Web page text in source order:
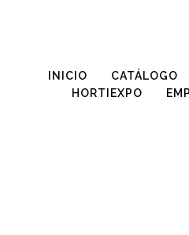
INICIO CATÁLOGO
HORTIEXPO